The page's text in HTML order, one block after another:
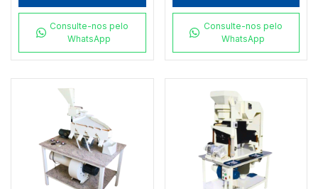
Consulte-nos pelo
WhatsApp
Consulte-nos pelo
WhatsApp